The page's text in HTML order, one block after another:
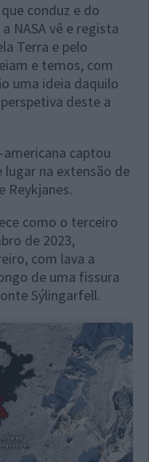
conduz e do
NASA vê e regista
Terra e pelo
e temos, com
uma ideia daquilo
deste a
captou
lugar na extensão de
Reykjanes.
como o terceiro
de 2023,
com lava a
de uma fissura
Sýlingarfell.